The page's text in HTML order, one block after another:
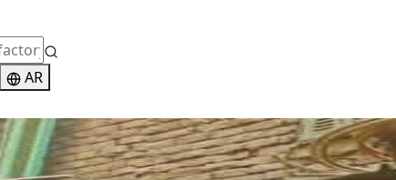
AR